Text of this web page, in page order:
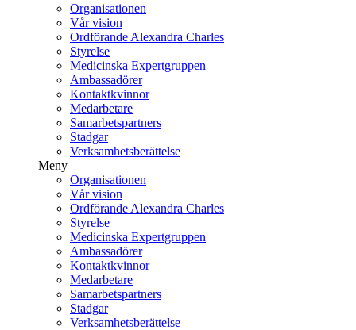
Organisationen
Vår vision
Ordförande Alexandra Charles
Styrelse
Medicinska Expertgruppen
Ambassadörer
Kontaktkvinnor
Medarbetare
Samarbetspartners
Stadgar
Verksamhetsberättelse
Meny
Organisationen
Vår vision
Ordförande Alexandra Charles
Styrelse
Medicinska Expertgruppen
Ambassadörer
Kontaktkvinnor
Medarbetare
Samarbetspartners
Stadgar
Verksamhetsberättelse